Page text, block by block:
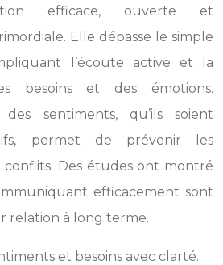
efficace, ouverte et
Elle dépasse le simple
l’écoute active et la
besoins et des émotions.
des sentiments, qu’ils soient
permet de prévenir les
Des études ont montré
efficacement sont
relation à long terme.
et besoins avec clarté.